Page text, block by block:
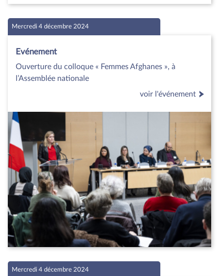
Mercredi 4 décembre 2024
Evénement
Ouverture du colloque « Femmes Afghanes », à
l’Assemblée nationale
voir l'événement
Mercredi 4 décembre 2024